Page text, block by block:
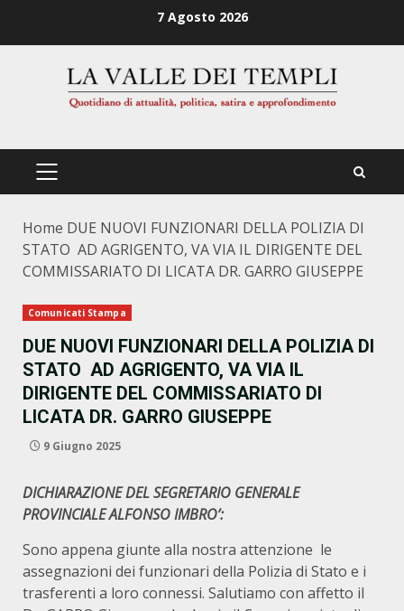
7 Agosto 2026
PRIMÄRES
Home DUE NUOVI FUNZIONARI DELLA POLIZIA DI
STATO AD AGRIGENTO, VA VIA IL DIRIGENTE DEL
COMMISSARIATO DI LICATA DR. GARRO GIUSEPPE
Comunicati Stampa
DUE NUOVI FUNZIONARI DELLA POLIZIA DI
STATO AD AGRIGENTO, VA VIA IL
DIRIGENTE DEL COMMISSARIATO DI
LICATA DR. GARRO GIUSEPPE
9 Giugno 2025
DICHIARAZIONE DEL SEGRETARIO GENERALE
PROVINCIALE ALFONSO IMBRO’:
Sono appena giunte alla nostra attenzione le
assegnazioni dei funzionari della Polizia di Stato e i
trasferenti a loro connessi. Salutiamo con affetto il